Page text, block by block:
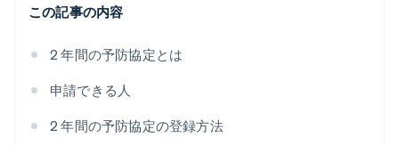
この記事の内容
2 年間の予防協定とは
申請できる人
2 年間の予防協定の登録方法